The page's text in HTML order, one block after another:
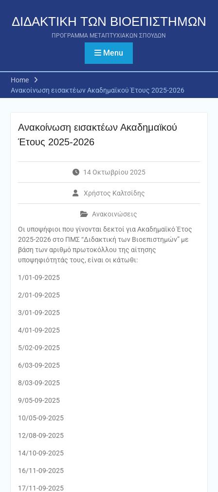
content
ΔΙΔΑΚΤΙΚΗ ΤΩΝ ΒΙΟΕΠΙΣΤΗΜΩΝ
ΠΡΟΓΡΑΜΜΑ ΜΕΤΑΠΤΥΧΙΑΚΩΝ ΣΠΟΥΔΩΝ
Menu
Home
Ανακοίνωση εισακτέων Ακαδημαϊκού Έτους 2025-2026
Ανακοίνωση εισακτέων Ακαδημαϊκού
Έτους 2025-2026
14 Οκτωβρίου 2025
Χρήστος Καλτσίδης
Ανακοινώσεις
Οι υποψήφιοι που γίνονται δεκτοί για Ακαδημαϊκό Έτος
2025-2026 στο ΠΜΣ “Διδακτική των Βιοεπιστημών” με
βάση των αριθμό πρωτοκόλλου της αίτησης
υποψηφιότητάς τους, είναι οι κάτωθι:
1/01-09-2025
2/01-09-2025
3/01-09-2025
4/01-09-2025
5/02-09-2025
6/03-09-2025
8/03-09-2025
9/05-09-2025
10/05-09-2025
12/08-09-2025
14/10-09-2025
16/11-09-2025
17/11-09-2025